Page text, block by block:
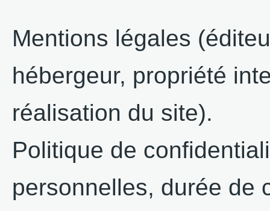
Mentions légales
hébergeur, propriété
réalisation du site).
Politique de
personnelles, durée de